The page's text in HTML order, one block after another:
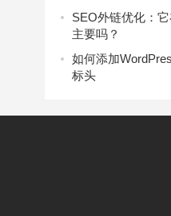
SEO外链优化：
主要吗？
如何添加
标头